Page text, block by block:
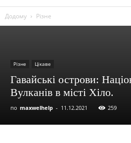
Додому Різне
Різне Цікаве
Гавайські острови:
Вулканів в місті Хіло.
по maxwelhelp - 11.12.2021 259